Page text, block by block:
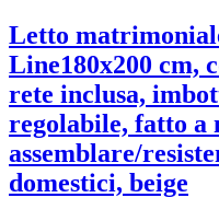
Letto
Line180x200 cm,
rete inclusa,
regolabile, fatto a
assemblare/
domestici, beige